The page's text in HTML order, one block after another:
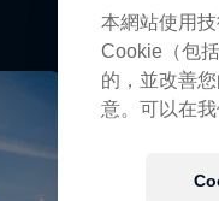
本網站使用
Cookie（包
的，並改善
意。可以在